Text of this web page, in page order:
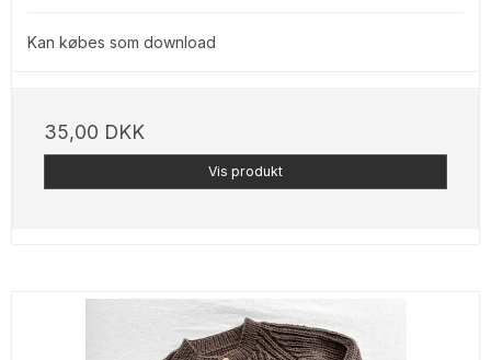
Kan købes som download
35,00 DKK
Vis produkt